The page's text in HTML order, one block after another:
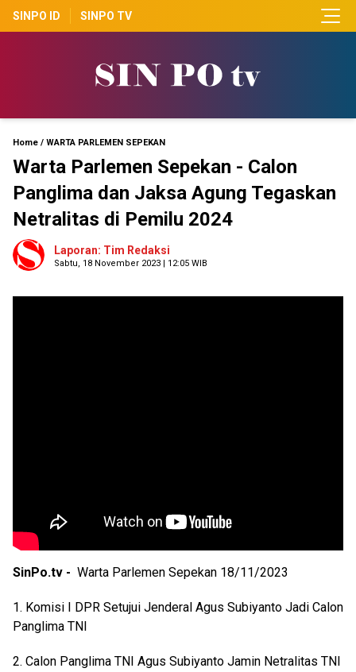
SINPO ID SINPO TV
Home / WARTA PARLEMEN SEPEKAN
Warta Parlemen Sepekan - Calon
Panglima dan Jaksa Agung Tegaskan
Netralitas di Pemilu 2024
Laporan: Tim Redaksi
Sabtu, 18 November 2023 | 12:05 WIB
SinPo.tv - Warta Parlemen Sepekan 18/11/2023
1. Komisi I DPR Setujui Jenderal Agus Subiyanto Jadi Calon
Panglima TNI
2. Calon Panglima TNI Agus Subiyanto Jamin Netralitas TNI